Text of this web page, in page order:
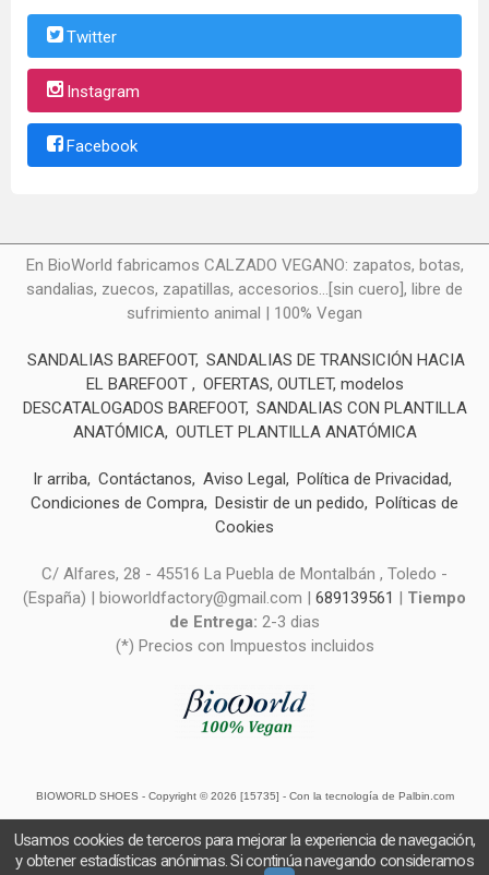
Twitter
Instagram
Facebook
En BioWorld fabricamos CALZADO VEGANO: zapatos, botas,
sandalias, zuecos, zapatillas, accesorios...[sin cuero], libre de
sufrimiento animal | 100% Vegan
SANDALIAS BAREFOOT SANDALIAS DE TRANSICIÓN HACIA
EL BAREFOOT
OFERTAS, OUTLET, modelos
DESCATALOGADOS BAREFOOT SANDALIAS CON PLANTILLA
ANATÓMICA OUTLET PLANTILLA ANATÓMICA
Ir arriba Contáctanos Aviso Legal
Política de Privacidad
Condiciones de Compra
Desistir de un pedido
Políticas de
Cookies
C/ Alfares, 28 - 45516 La Puebla de Montalbán , Toledo -
(España) | bioworldfactory@gmail.com | 689139561
Tiempo
de Entrega: 2-3 dias
(*) Precios con Impuestos incluidos
BIOWORLD SHOES - Copyright © 2026 [15735] - Con la tecnología de Palbin.com
Usamos cookies de terceros para mejorar la experiencia de navegación,
y obtener estadísticas anónimas. Si continúa navegando consideramos